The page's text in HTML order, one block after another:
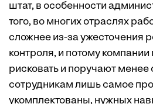
штат, в особенности
того, во многих отраслях
сложнее из-за ужесточения
контроля, и потому
рисковать и поручают
сотрудникам лишь самое
укомплектованы, нужных